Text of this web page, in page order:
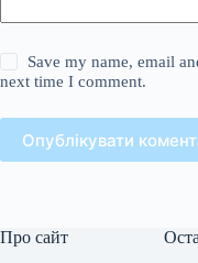
Save my name, email
next time I comment.
Опублікувати
Про сайт